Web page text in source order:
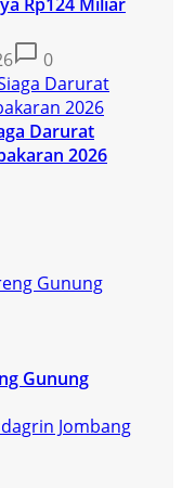
0
Darurat
2026
Gunung